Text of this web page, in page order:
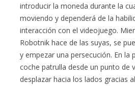
introducir la moneda durante la
moviendo y dependerá de la
interacción con el videojuego.
Robotnik hace de las suyas, se
y empezar una persecución. En la
coche patrulla desde un punto de
desplazar hacia los lados gracias